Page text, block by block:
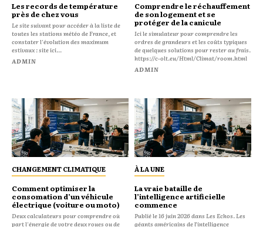
Les records de température
près de chez vous
Le site suivant pour accéder à la liste de
toutes les stations météo de France, et
constater l'évolution des maximum
estivaux : site ici...
ADMIN
Comprendre le réchauffement
de son logement et se
protéger de la canicule
Ici le simulateur pour comprendre les
ordres de grandeurs et les coûts typiques
de quelques solutions pour rester au frais.
https://c-olt.eu/Html/Climat/room.html
ADMIN
CHANGEMENT CLIMATIQUE
Comment optimiser la
consomation d’un véhicule
électrique (voiture ou moto)
Deux calculateurs pour comprendre où
part l'énergie de votre deux roues ou de
À LA UNE
La vraie bataille de
l’intelligence artificielle
commence
Publié le 16 juin 2026 dans Les Echos. Les
géants américains de l’intelligence